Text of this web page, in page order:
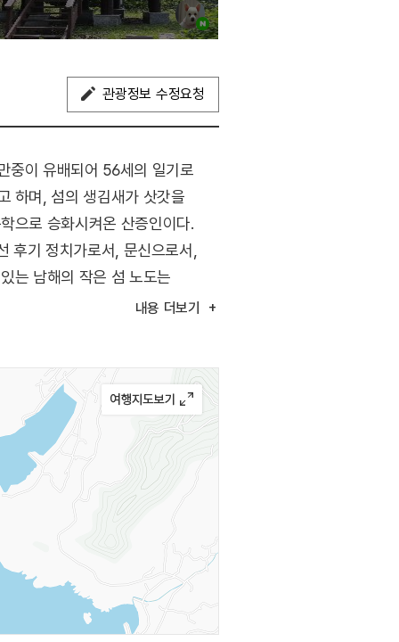
관광정보 수정요청
중이 유배되어 56세의 일기로
하며, 섬의 생김새가 삿갓을
으로 승화시켜온 산증인이다.
후기 정치가로서, 문신으로서,
는 남해의 작은 섬 노도는
아름다운 자연경관과 서포의
내용 더보기